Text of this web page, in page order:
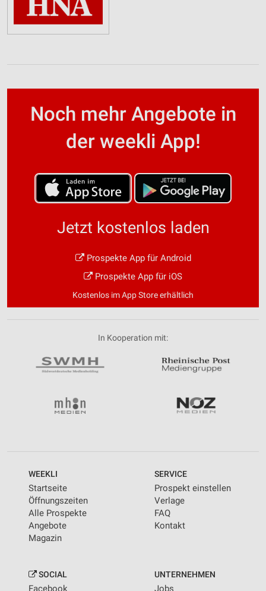
Noch mehr Angebote in
der weekli App!
Jetzt kostenlos laden
Prospekte App für Android
Prospekte App für iOS
Kostenlos im App Store erhältlich
In Kooperation mit:
WEEKLI
Startseite
Öffnungszeiten
Alle Prospekte
Angebote
Magazin
SERVICE
Prospekt einstellen
Verlage
FAQ
Kontakt
SOCIAL
Facebook
UNTERNEHMEN
Jobs